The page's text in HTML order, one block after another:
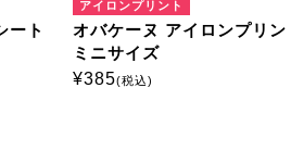
プリントシート
アイロンプリント
オバケーヌ ア